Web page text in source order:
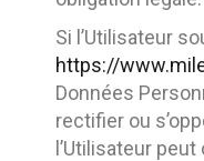
Si l’Utilisateur
https://
Données
rectifier ou
l’Utilisateur